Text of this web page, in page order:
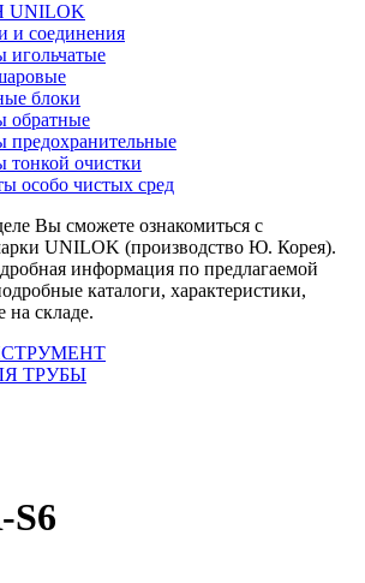
и соединения
игольчатые
блоки
обратные
предохранительные
тонкой очистки
особо чистых сред
Вы сможете ознакомиться с
UNILOK (производство Ю. Корея).
информация по предлагаемой
каталоги, характеристики,
на складе.
ТРУБЫ
S6